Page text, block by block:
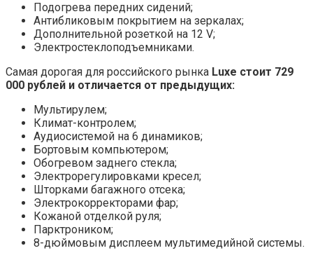
Подогрева передних сидений;
Антибликовым покрытием на зеркалах;
Дополнительной розеткой на 12 V;
Электростеклоподъемниками.
Самая дорогая для российского рынка Luxe стоит 729
000 рублей и отличается от предыдущих:
Мультирулем;
Климат-контролем;
Аудиосистемой на 6 динамиков;
Бортовым компьютером;
Обогревом заднего стекла;
Электрорегулировками кресел;
Шторками багажного отсека;
Электрокорректорами фар;
Кожаной отделкой руля;
Парктроником;
8-дюймовым дисплеем мультимедийной системы.